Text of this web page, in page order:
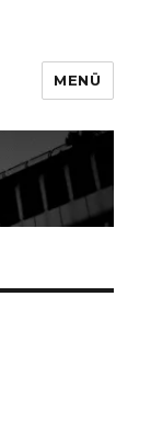
MENÜ